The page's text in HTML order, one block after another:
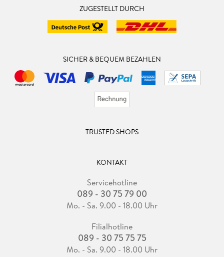
ZUGESTELLT DURCH
SICHER & BEQUEM BEZAHLEN
TRUSTED SHOPS
KONTAKT
Servicehotline
089 - 30 75 79 00
Mo. - Sa. 9.00 - 18.00 Uhr
Filialhotline
089 - 30 75 75 75
Mo. - Sa. 9.00 - 18.00 Uhr